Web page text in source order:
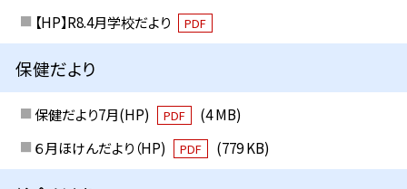
【HP】R8.4月学校だより PDF
保健だより
保健だより7月(HP) PDF
(4 MB)
６月ほけんだより（HP)
PDF (779 KB)